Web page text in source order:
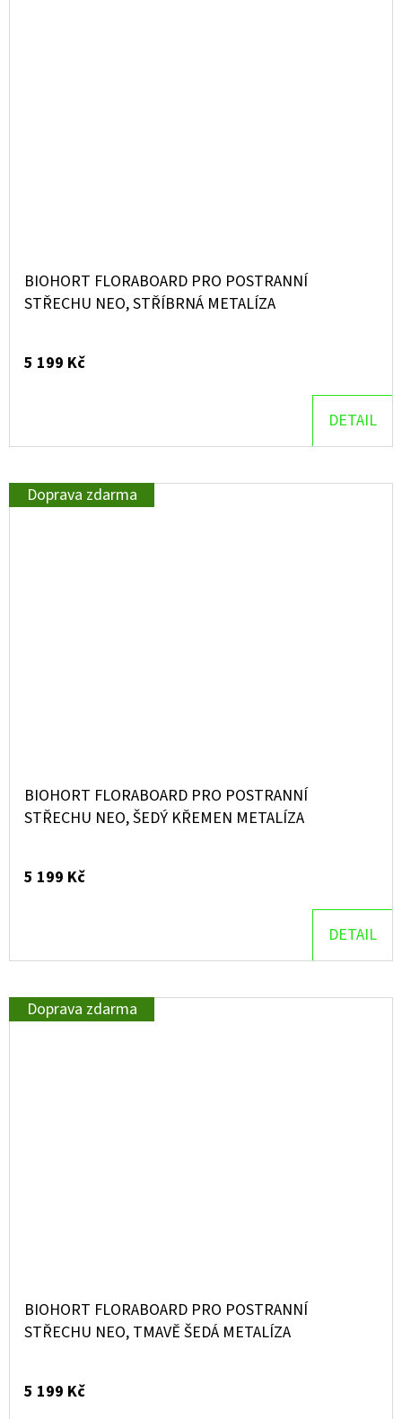
BIOHORT FLORABOARD PRO POSTRANNÍ
STŘECHU NEO, STŘÍBRNÁ METALÍZA
5 199 Kč
DETAIL
Doprava zdarma
BIOHORT FLORABOARD PRO POSTRANNÍ
STŘECHU NEO, ŠEDÝ KŘEMEN METALÍZA
5 199 Kč
DETAIL
Doprava zdarma
BIOHORT FLORABOARD PRO POSTRANNÍ
STŘECHU NEO, TMAVĚ ŠEDÁ METALÍZA
5 199 Kč